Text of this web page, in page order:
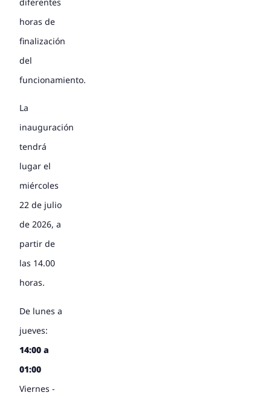
horas de
finalización
del
funcionamiento.
La
inauguración
tendrá
lugar el
miércoles
22 de julio
de 2026, a
partir de
las 14.00
horas.
De lunes a
jueves:
14:00 a
01:00
Viernes -